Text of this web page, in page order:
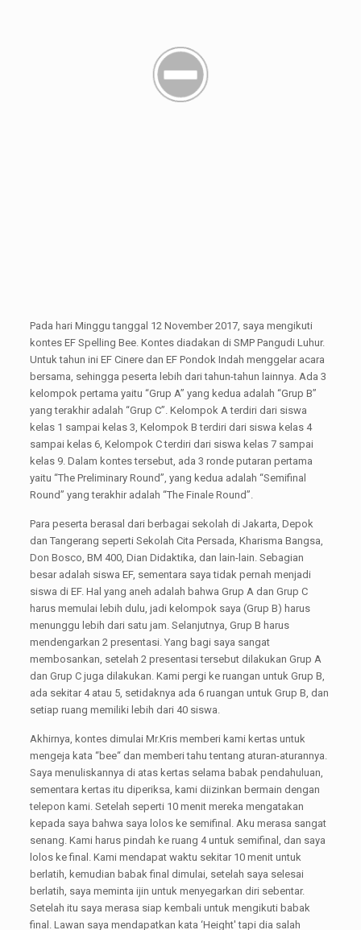
Pada hari Minggu tanggal 12 November 2017, saya mengikuti
kontes EF Spelling Bee. Kontes diadakan di SMP Pangudi Luhur.
Untuk tahun ini EF Cinere dan EF Pondok Indah menggelar acara
bersama, sehingga peserta lebih dari tahun-tahun lainnya. Ada 3
kelompok pertama yaitu “Grup A” yang kedua adalah “Grup B”
yang terakhir adalah “Grup C”. Kelompok A terdiri dari siswa
kelas 1 sampai kelas 3, Kelompok B terdiri dari siswa kelas 4
sampai kelas 6, Kelompok C terdiri dari siswa kelas 7 sampai
kelas 9. Dalam kontes tersebut, ada 3 ronde putaran pertama
yaitu “The Preliminary Round”, yang kedua adalah “Semifinal
Round” yang terakhir adalah “The Finale Round”.
Para peserta berasal dari berbagai sekolah di Jakarta, Depok
dan Tangerang seperti Sekolah Cita Persada, Kharisma Bangsa,
Don Bosco, BM 400, Dian Didaktika, dan lain-lain. Sebagian
besar adalah siswa EF, sementara saya tidak pernah menjadi
siswa di EF. Hal yang aneh adalah bahwa Grup A dan Grup C
harus memulai lebih dulu, jadi kelompok saya (Grup B) harus
menunggu lebih dari satu jam. Selanjutnya, Grup B harus
mendengarkan 2 presentasi. Yang bagi saya sangat
membosankan, setelah 2 presentasi tersebut dilakukan Grup A
dan Grup C juga dilakukan. Kami pergi ke ruangan untuk Grup B,
ada sekitar 4 atau 5, setidaknya ada 6 ruangan untuk Grup B, dan
setiap ruang memiliki lebih dari 40 siswa.
Akhirnya, kontes dimulai Mr.Kris memberi kami kertas untuk
mengeja kata “bee“ dan memberi tahu tentang aturan-aturannya.
Saya menuliskannya di atas kertas selama babak pendahuluan,
sementara kertas itu diperiksa, kami diizinkan bermain dengan
telepon kami. Setelah seperti 10 menit mereka mengatakan
kepada saya bahwa saya lolos ke semifinal. Aku merasa sangat
senang. Kami harus pindah ke ruang 4 untuk semifinal, dan saya
lolos ke final. Kami mendapat waktu sekitar 10 menit untuk
berlatih, kemudian babak final dimulai, setelah saya selesai
berlatih, saya meminta ijin untuk menyegarkan diri sebentar.
Setelah itu saya merasa siap kembali untuk mengikuti babak
final. Lawan saya mendapatkan kata ‘Height' tapi dia salah